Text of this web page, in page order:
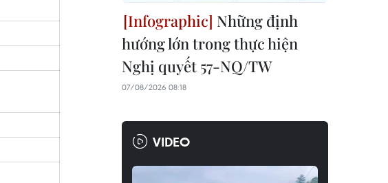
Những định
hướng lớn trong thực hiện
Nghị quyết 57-NQ/TW
07/08/2026 08:18
VIDEO